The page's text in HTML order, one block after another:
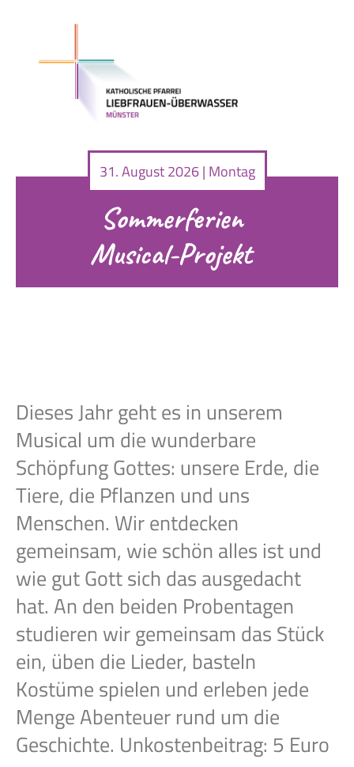
31. August 2026 | Montag
Sommerferien
Musical-Projekt
Dieses Jahr geht es in unserem
Musical um die wunderbare
Schöpfung Gottes: unsere Erde, die
Tiere, die Pflanzen und uns
Menschen. Wir entdecken
gemeinsam, wie schön alles ist und
wie gut Gott sich das ausgedacht
hat. An den beiden Probentagen
studieren wir gemeinsam das Stück
ein, üben die Lieder, basteln
Kostüme spielen und erleben jede
Menge Abenteuer rund um die
Geschichte. Unkostenbeitrag: 5 Euro